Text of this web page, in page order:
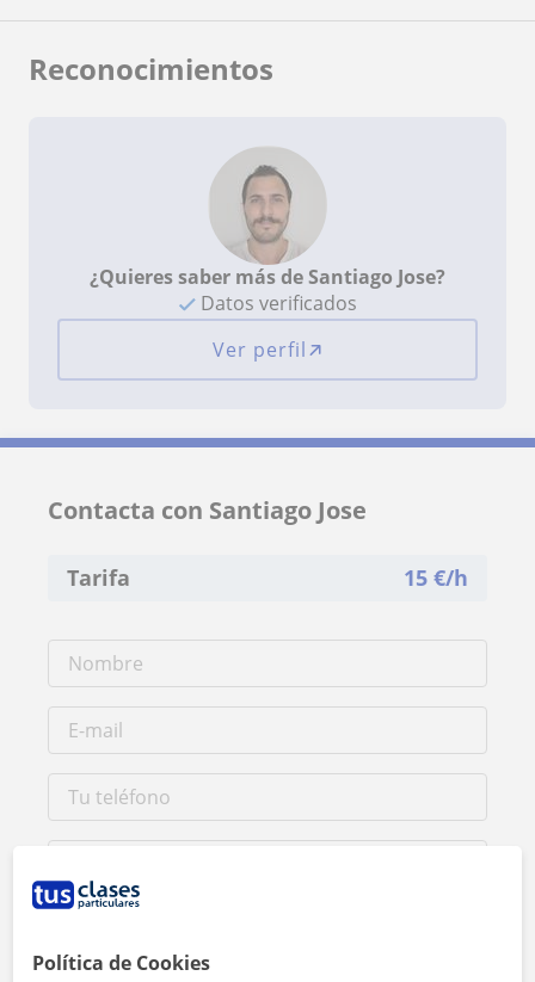
Reconocimientos
¿Quieres saber más de Santiago Jose?
Datos verificados
Ver perfil
Contacta con Santiago Jose
Tarifa 15 €/h
Política de Cookies